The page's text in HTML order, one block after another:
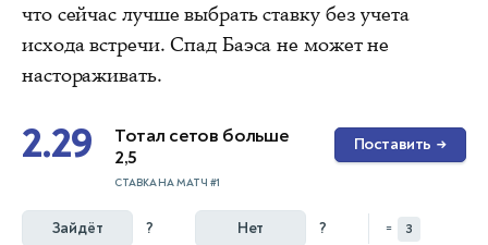
что сейчас лучше выбрать ставку без учета
исхода встречи. Спад Баэса не может не
настораживать.
2.29
Тотал сетов больше
2,5
СТАВКА НА МАТЧ #1
Поставить →
Зайдёт ? Нет ? = 3